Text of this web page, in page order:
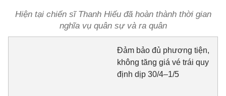
Hiện tại chiến sĩ Thanh Hiếu đã hoàn thành thời gian
nghĩa vụ quân sự và ra quân
Đảm bảo đủ phương tiện,
không tăng giá vé trái quy
định dịp 30/4–1/5